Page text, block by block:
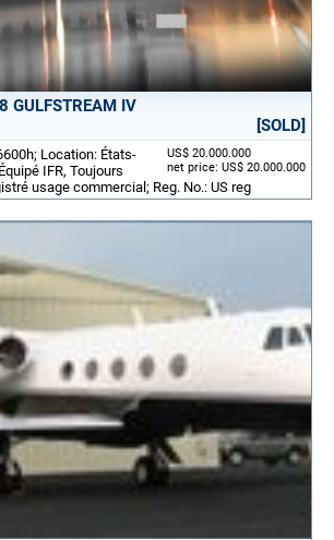
GULFSTREAM IV
[SOLD]
US$ 20.000.000
net price: US$ 20.000.000
Location: États-
IFR, Toujours
usage commercial; Reg. No.: US reg